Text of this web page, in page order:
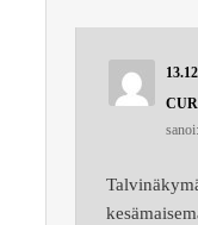
sanoi: